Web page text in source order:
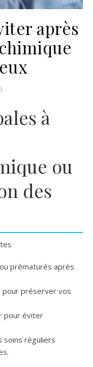
après
à
ou
des
prématurés après
pour préserver vos
pour éviter
soins réguliers